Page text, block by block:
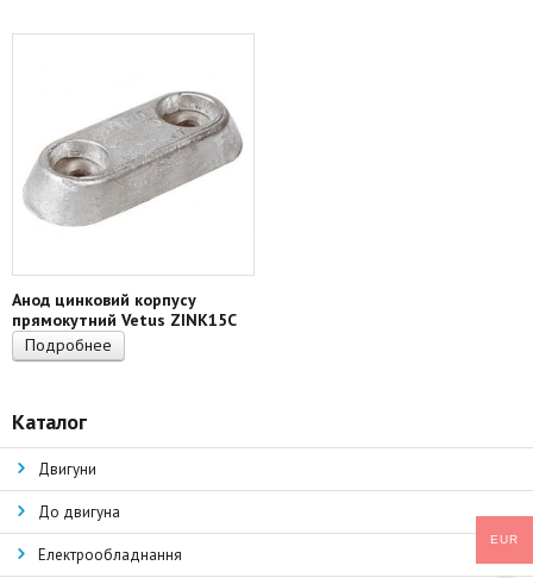
Анод цинковий корпусу
прямокутний Vetus ZINK15C
Подробнее
Каталог
Двигуни
До двигуна
Електрообладнання
EUR